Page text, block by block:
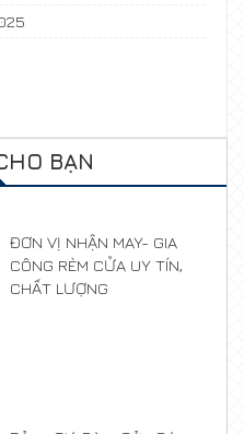
BẠN
ĐƠN VỊ NHẬN MAY- GIA
CÔNG RÈM CỬA UY TÍN,
CHẤT LƯỢNG